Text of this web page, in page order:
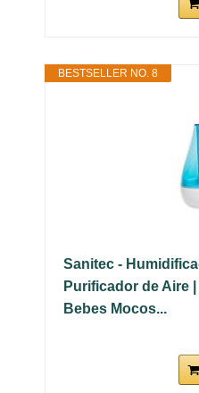
BESTSELLER NO. 8
Sanitec -
Purificador de Aire
Bebes Mocos...